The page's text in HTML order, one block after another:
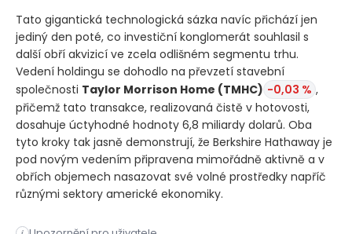
Tato gigantická technologická sázka navíc přichází jen
jediný den poté, co investiční konglomerát souhlasil s
další obří akvizicí ve zcela odlišném segmentu trhu.
Vedení holdingu se dohodlo na převzetí stavební
společnosti Taylor Morrison Home (TMHC) -0,03 % ,
přičemž tato transakce, realizovaná čistě v hotovosti,
dosahuje úctyhodné hodnoty 6,8 miliardy dolarů. Oba
tyto kroky tak jasně demonstrují, že Berkshire Hathaway je
pod novým vedením připravena mimořádně aktivně a v
obřích objemech nasazovat své volné prostředky napříč
různými sektory americké ekonomiky.